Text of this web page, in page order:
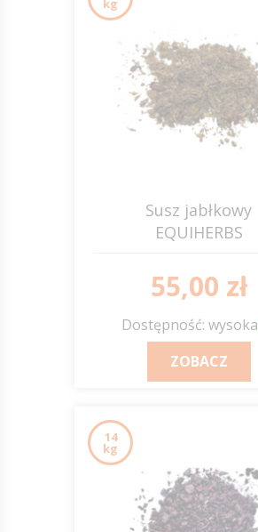
kg
Susz jabłkowy
EQUIHERBS
55,00 zł
Dostępność: wysoka
ZOBACZ
14
kg